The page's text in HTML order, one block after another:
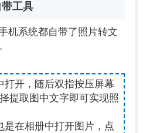
工具
机系统都自带了照片转文
打开，随后双指按压屏幕
提取图中文字即可实现照
是在相册中打开图片，点